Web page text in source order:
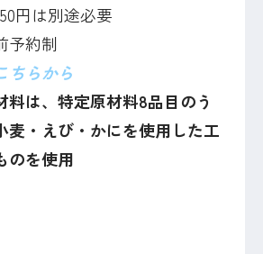
円は別途必要
予約制
ちらから
は、特定原材料8品目のう
麦・えび・かにを使用した工
のを使用